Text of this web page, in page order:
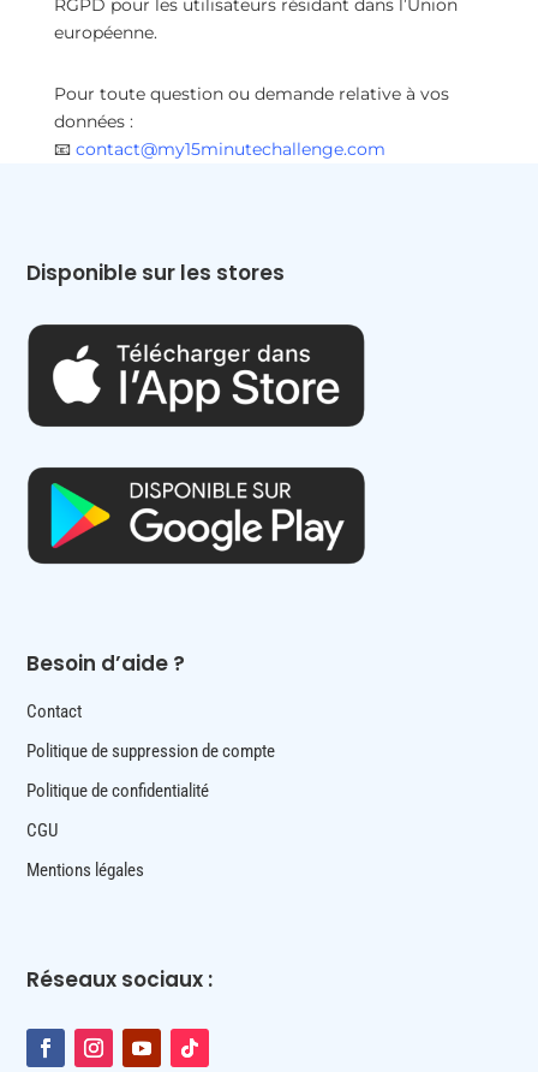
RGPD pour les utilisateurs résidant dans l’Union
européenne.
Pour toute question ou demande relative à vos
données :
📧 contact@my15minutechallenge.com
Disponible sur les stores
Besoin d’aide ?
Contact
Politique de suppression de compte
Politique de confidentialité
CGU
Mentions légales
Réseaux sociaux :